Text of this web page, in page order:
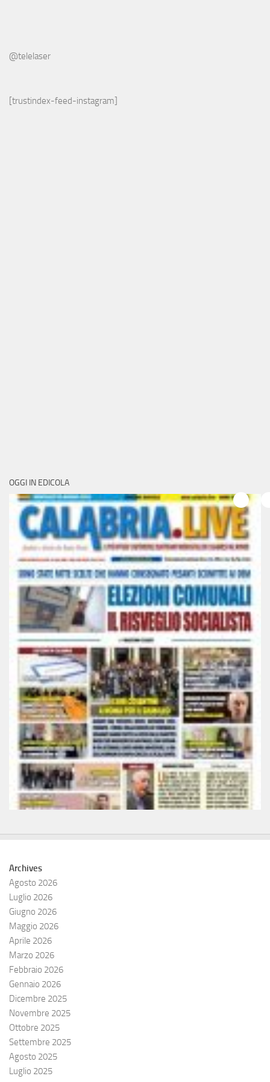
@telelaser
[trustindex-feed-instagram]
OGGI IN EDICOLA
Archives
Agosto 2026
Luglio 2026
Giugno 2026
Maggio 2026
Aprile 2026
Marzo 2026
Febbraio 2026
Gennaio 2026
Dicembre 2025
Novembre 2025
Ottobre 2025
Settembre 2025
Agosto 2025
Luglio 2025